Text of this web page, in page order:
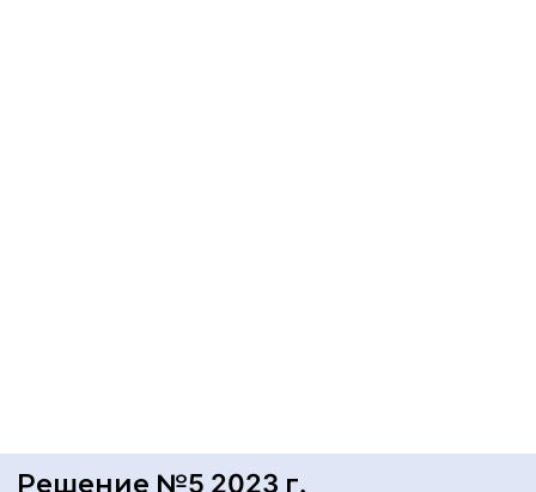
Решение №5 2023 г.